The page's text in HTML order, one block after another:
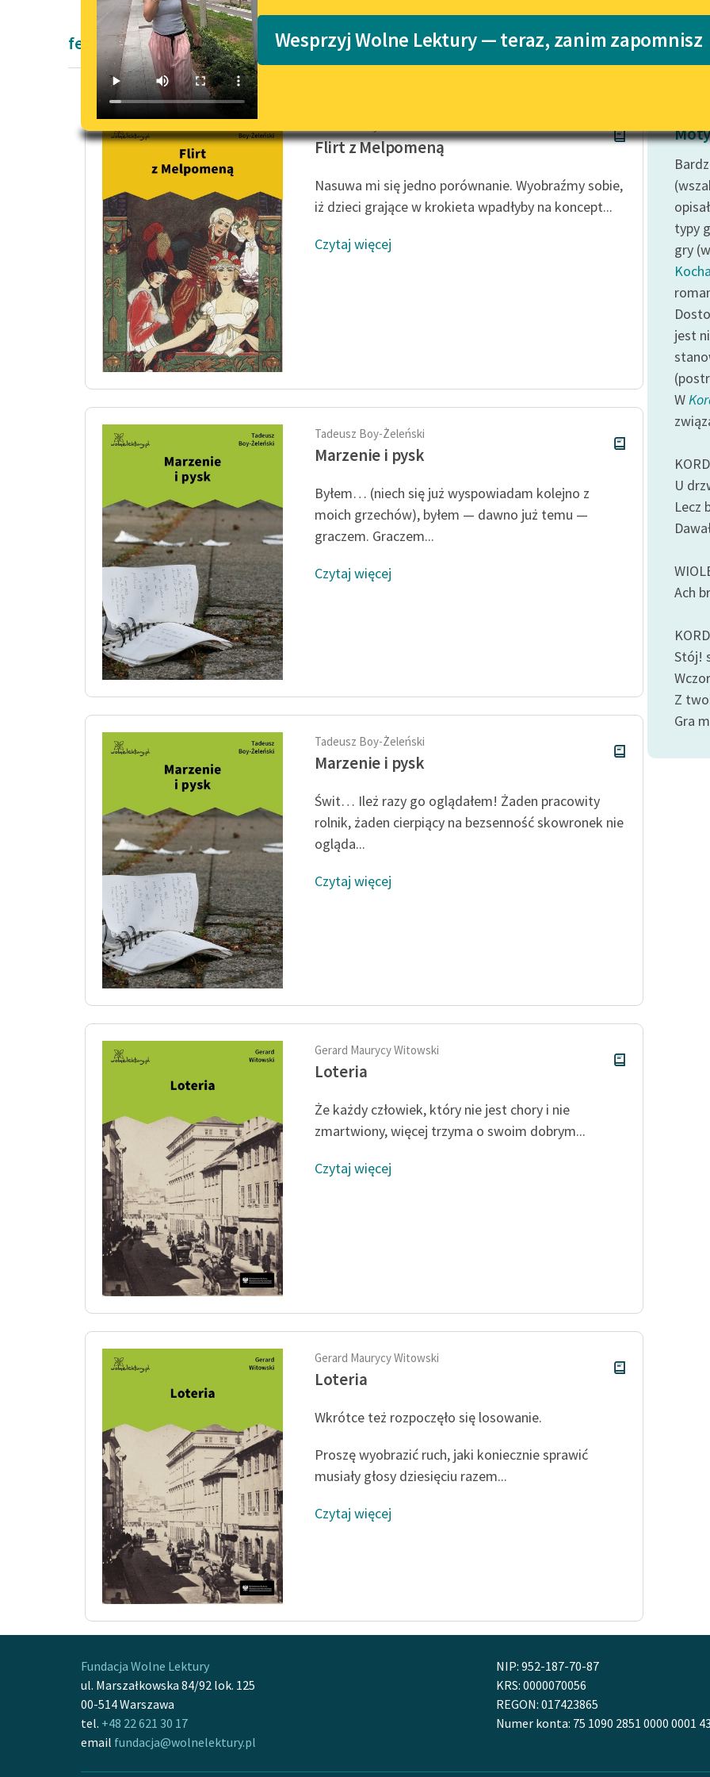
Lektury szkolne i klasyka
literatury do słuchania dla
E-kolekcja lektur szkolnych i
literatury do słuchania dla
uczennic i uczniów z
niepełnosprawnościami
Feministyczne inspiracje.
Popularyzacja skandynawskiej
Katalog
Katalog w
Wesprzyj Wolne Lektury — teraz, zanim zapomnisz
felietony
Flirt z Melpomeną
Nasuwa mi się jedno porównanie. Wyobraźmy sobie,
iż dzieci grające w krokieta wpadłyby na koncept...
Czytaj więcej
Tadeusz Boy-Żeleński
Marzenie i pysk
Byłem… (niech się już wyspowiadam kolejno z
moich grzechów), byłem — dawno już temu —
graczem. Graczem...
Czytaj więcej
Tadeusz Boy-Żeleński
Marzenie i pysk
Świt… Ileż razy go oglądałem! Żaden pracowity
rolnik, żaden cierpiący na bezsenność skowronek nie
ogląda...
Czytaj więcej
Gerard Maurycy Witowski
Loteria
Że każdy człowiek, który nie jest chory i nie
zmartwiony, więcej trzyma o swoim dobrym...
Czytaj więcej
Gerard Maurycy Witowski
Loteria
Wkrótce też rozpoczęło się losowanie.
Proszę wyobrazić ruch, jaki koniecznie sprawić
musiały głosy dziesięciu razem...
Czytaj więcej
typy
gry
jest
W
U
Lecz
Ach
Stój!
Z
Gra
Fundacja Wolne Lektury
ul. Marszałkowska 84/92 lok. 125
00-514 Warszawa
tel. +48 22 621 30 17
email fundacja@wolnelektury.pl
NIP: 952-187-70-87
KRS: 0000070056
REGON: 017423865
Numer konta: 75 1090 2851 0000 0001